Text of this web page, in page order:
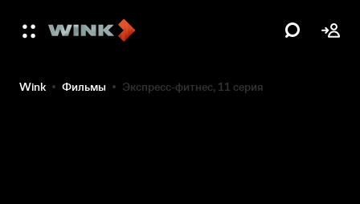
Wink Фильмы Экспресс-фитнес, 11 серия